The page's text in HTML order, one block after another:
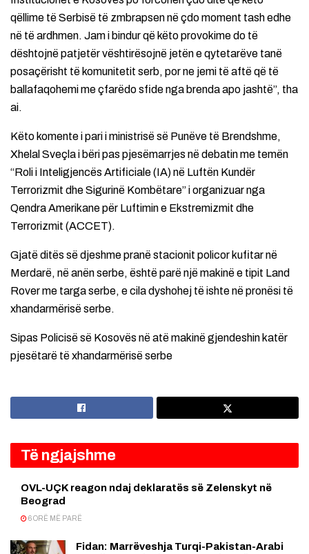
qëllime të Serbisë të zmbrapsen në çdo moment tash edhe
në të ardhmen. Jam i bindur që këto provokime do të
dështojnë patjetër vështirësojnë jetën e qytetarëve tanë
posaçërisht të komunitetit serb, por ne jemi të aftë që të
ballafaqohemi me çfarëdo sfide nga brenda apo jashtë”, tha
ai.
Këto komente i pari i ministrisë së Punëve të Brendshme,
Xhelal Sveçla i bëri pas pjesëmarrjes në debatin me temën
“Roli i Inteligjencës Artificiale (IA) në Luftën Kundër
Terrorizmit dhe Sigurinë Kombëtare” i organizuar nga
Qendra Amerikane për Luftimin e Ekstremizmit dhe
Terrorizmit (ACCET).
Gjatë ditës së djeshme pranë stacionit policor kufitar në
Merdarë, në anën serbe, është parë një makinë e tipit Land
Rover me targa serbe, e cila dyshohej të ishte në pronësi të
xhandarmërisë serbe.
Sipas Policisë së Kosovës në atë makinë gjendeshin katër
pjesëtarë të xhandarmërisë serbe
Të ngjajshme
OVL-UÇK reagon ndaj deklaratës së Zelenskyt në
Beograd
6 ORË MË PARË
Fidan: Marrëveshja Turqi-Pakistan-Arabi